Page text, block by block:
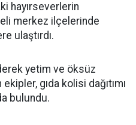
hayırseverlerin
merkez ilçelerinde
ulaştırdı.
yetim ve öksüz
gıda kolisi dağıtımı
bulundu.